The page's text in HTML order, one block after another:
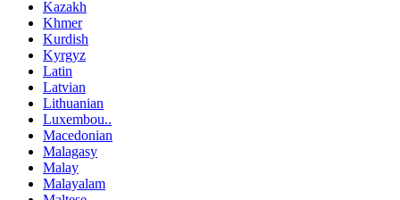
Kazakh
Khmer
Kurdish
Kyrgyz
Latin
Latvian
Lithuanian
Luxembou..
Macedonian
Malagasy
Malay
Malayalam